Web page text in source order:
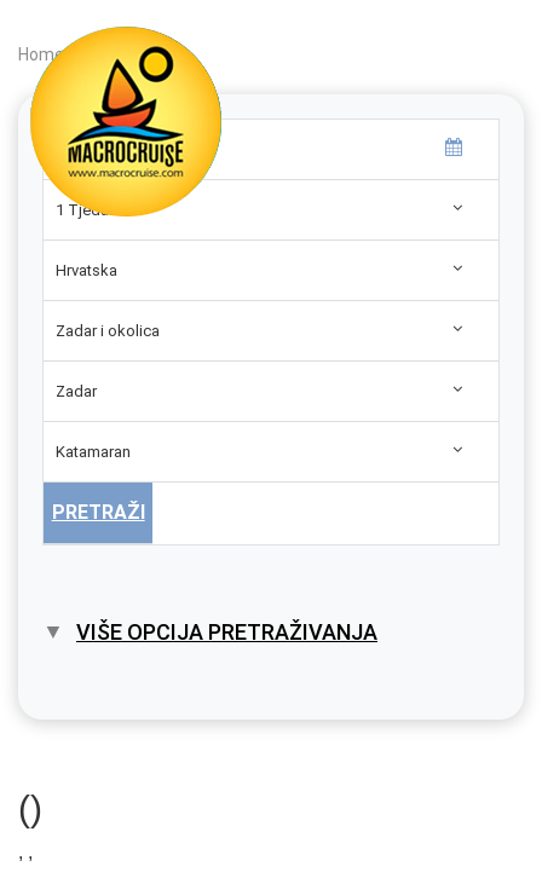
Home Search |
1 Tjedan
Hrvatska
Zadar i okolica
Zadar
Katamaran
PRETRAŽI
VIŠE OPCIJA PRETRAŽIVANJA
()
, ,